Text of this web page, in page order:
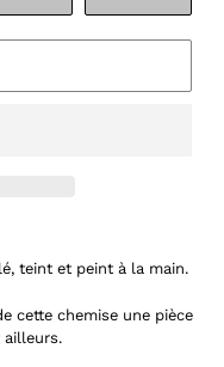
teint et peint à la main.
cette chemise une pièce
ailleurs.